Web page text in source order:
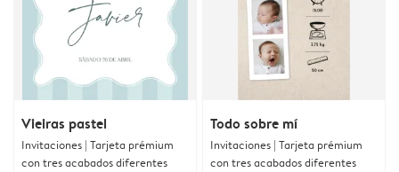
Vieiras pastel
Invitaciones | Tarjeta prémium
con tres acabados diferentes
Todo sobre mí
Invitaciones | Tarjeta prémium
con tres acabados diferentes